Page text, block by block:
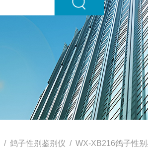
/ 鸽子性别鉴别仪 / WX-XB216鸽子性别